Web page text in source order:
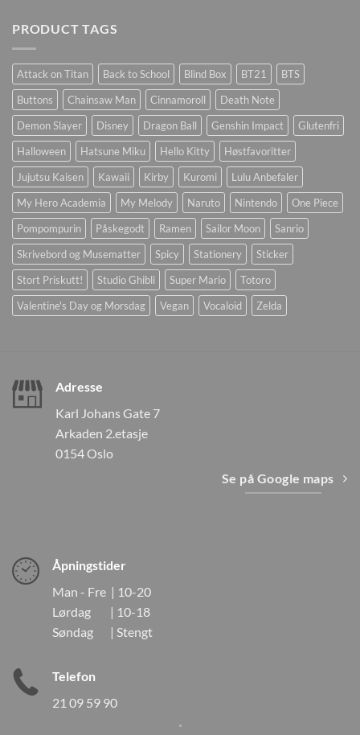
PRODUCT TAGS
Attack on Titan Back to School Blind Box BT21
BTS
Buttons
Chainsaw Man Cinnamoroll
Death Note
Demon Slayer
Disney Dragon Ball Genshin Impact
Glutenfri
Halloween
Hatsune Miku Hello Kitty
Høstfavoritter
Jujutsu Kaisen
Kawaii Kirby Kuromi
Lulu Anbefaler
My Hero Academia
My Melody Naruto Nintendo
One Piece
Pompompurin
Påskegodt Ramen Sailor Moon
Sanrio
Skrivebord og Musematter
Spicy Stationery
Sticker
Stort Priskutt!
Studio Ghibli Super Mario
Totoro
Valentine's Day og Morsdag
Vegan Vocaloid Zelda
Adresse
Karl Johans Gate 7
Arkaden 2.etasje
0154 Oslo
Se på Google maps
Åpningstider
Man - Fre | 10-20
Lørdag | 10-18
Søndag | Stengt
Telefon
21 09 59 90